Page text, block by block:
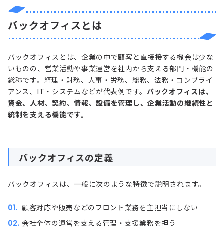
バックオフィスとは
バックオフィスとは、企業の中で顧客と直接接する機会は少な
いものの、営業活動や事業運営を社内から支える部門・機能の
総称です。経理・財務、人事・労務、総務、法務・コンプライ
アンス、IT・システムなどが代表例です。 バックオフィスは、
資金、人材、契約、情報、設備を管理し、企業活動の継続性と
統制を支える機能です。
バックオフィスの定義
バックオフィスは、一般に次のような特徴で説明されます。
顧客対応や販売などのフロント業務を主担当にしない
会社全体の運営を支える管理・支援業務を担う